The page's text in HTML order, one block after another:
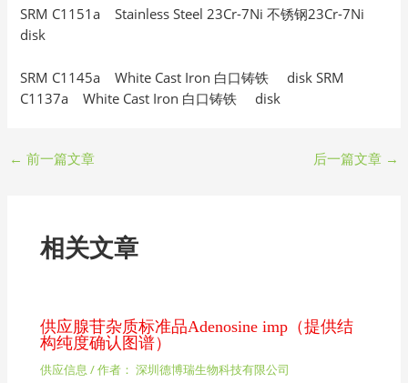
SRM C1151a Stainless Steel 23Cr-7Ni 不锈钢23Cr-7Ni
disk
SRM C1145a White Cast Iron 白口铸铁 disk SRM
C1137a White Cast Iron 白口铸铁 disk
← 前一篇文章 后一篇文章 →
相关文章
供应腺苷杂质标准品Adenosine imp（提供结
构纯度确认图谱）
供应信息 / 作者： 深圳德博瑞生物科技有限公司